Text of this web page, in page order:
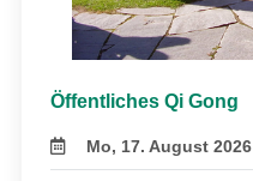
Öffentliches Qi Gong
Mo, 17. August 2026